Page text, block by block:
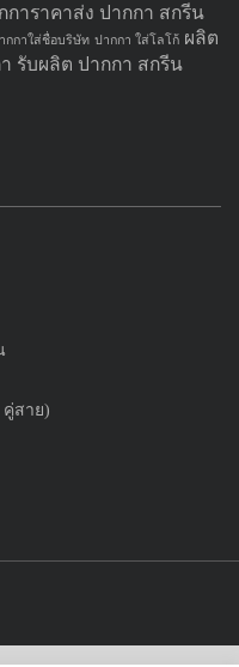
การาคาส่ง ปากกา สกรีน
กกาใส่ชื่อบริษัท ปากกา ใส่โลโก้ ผลิต
รับผลิต ปากกา สกรีน
คู่สาย)